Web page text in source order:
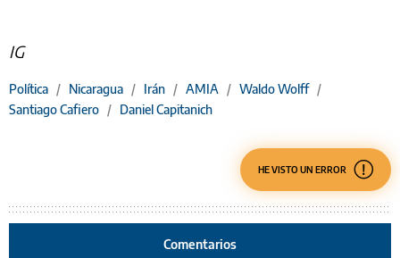
IG
Política / Nicaragua / Irán / AMIA / Waldo Wolff /
Santiago Cafiero / Daniel Capitanich
HE VISTO UN ERROR
Comentarios